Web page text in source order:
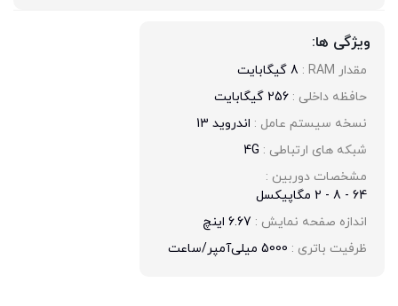
ویژگی ها:
مقدار RAM :
8 گیگابایت
حافظه داخلی : 256 گیگابایت
نسخه سیستم عامل : اندروید 13
شبکه های ارتباطی : 4G
مشخصات دوربین :
64 - 8 - 2 مگاپیکسل
اندازه صفحه نمایش : 6.67 اینچ
ظرفیت باتری : 5000 میلی‌آمپر/ساعت